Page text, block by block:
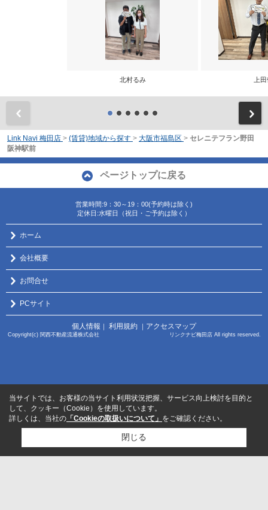
北村るみ 上
Link Navi 梅田店 > (賃貸)地域から探す > 大阪市福島区 > セレニテフラン野田
阪神駅前
ページトップに戻る
営業時間:9：30～19：00(予約時は除く)
定休日:水曜日（祝日・ご予約は除く）
ホーム
会社概要
お問合せ
PCサイト
個人情報 利用規約 アクセスマップ
Copyright(c) 関西不動産流通株式会社 リンクナビ梅田店 All rights reserved.
当サイトでは、お客様の当サイト利用状況把握、サービス向上検討を目的と
して、クッキー（Cookie）を使用しています。
詳しくは、当社の 「Cookieの取扱いについて」 をご確認ください。
閉じる